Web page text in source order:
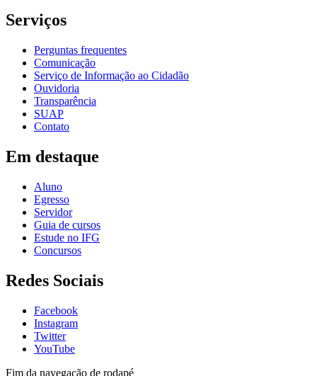
Serviços
Perguntas frequentes
Comunicação
Serviço de Informação ao Cidadão
Ouvidoria
Transparência
SUAP
Contato
Em destaque
Aluno
Egresso
Servidor
Guia de cursos
Estude no IFG
Concursos
Redes Sociais
Facebook
Instagram
Twitter
YouTube
Fim da navegação de rodapé